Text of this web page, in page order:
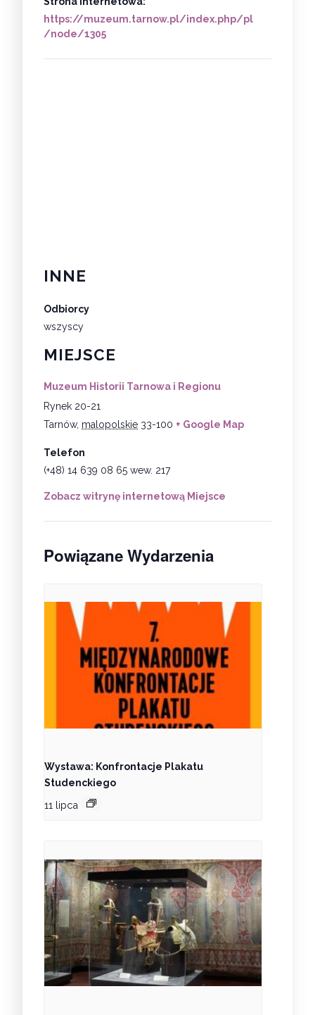
https://muzeum.tarnow.pl/index.php/pl
/node/1305
MIEJSCE
Muzeum Historii Tarnowa i Regionu
Rynek 20-21
Tarnów, malopolskie 33-100 + Google Map
Telefon
(+48) 14 639 08 65 wew. 217
Zobacz witrynę internetową Miejsce
INNE
Odbiorcy
wszyscy
Powiązane Wydarzenia
Wystawa: Konfrontacje Plakatu
Studenckiego
11 lipca